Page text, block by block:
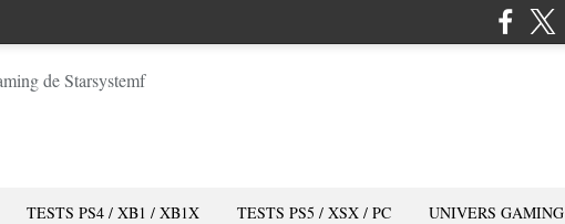
TESTS PS4 / XB1 / XB1X TESTS PS5 / XSX / PC UNIVERS GAMING